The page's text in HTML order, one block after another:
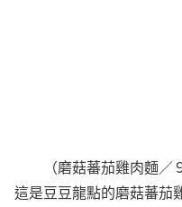
（磨菇蕃茄雞肉麵／９
這是豆豆龍點的磨菇蕃茄